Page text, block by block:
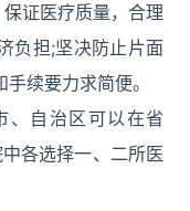
证医疗质量，合理
负担;坚决防止片面
续要力求简便。
、自治区可以在省
各选择一、二所医